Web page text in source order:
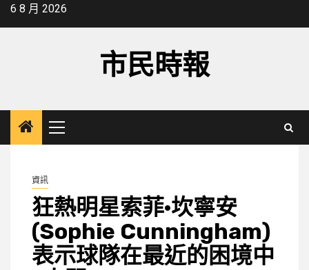
Skip6 8 月 2026
市民時報
Primary
Menu
資訊
狂熱明星索菲·坎寧安
(Sophie Cunningham)
表示球隊在最近的困境中